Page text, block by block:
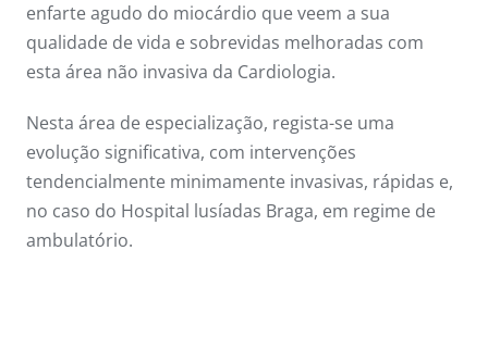
enfarte agudo do miocárdio que veem a sua
qualidade de vida e sobrevidas melhoradas com
esta área não invasiva da Cardiologia.
Nesta área de especialização, regista-se uma
evolução significativa, com intervenções
tendencialmente minimamente invasivas, rápidas e,
no caso do Hospital lusíadas Braga, em regime de
ambulatório.